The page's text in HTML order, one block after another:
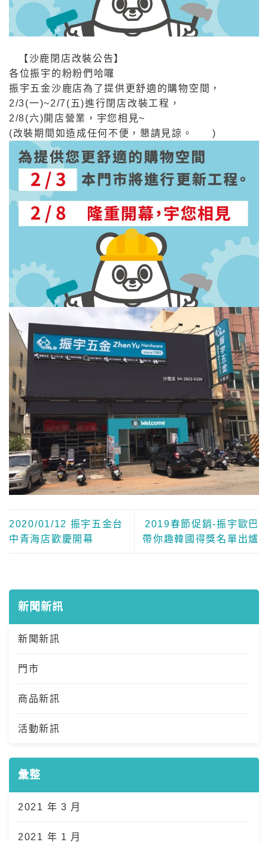
新聞新訊
新聞新訊
門市
商品新訊
活動新訊
彙整
2021 年 3 月
2021 年 1 月
【沙鹿閉店改裝公告】
各位振宇的粉粉們哈囉
振宇五金沙鹿店為了提供更舒適的購物空間，
2/3(一)~2/7(五)進行閉店改裝工程，
2/8(六)開店營業，宇您相見~
(改裝期間如造成任何不便，懇請見諒。
)
2020/01/12 振宇五金台
中青海店歡慶開幕
2019春節促銷-振宇歐巴
帶你趣韓國得獎名單出爐